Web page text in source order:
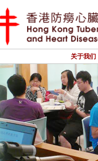
关于我们